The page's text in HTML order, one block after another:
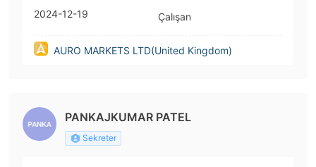
2024-12-19
Çalışan
AURO MARKETS LTD(United Kingdom)
PANKAJKUMAR PATEL
Sekreter